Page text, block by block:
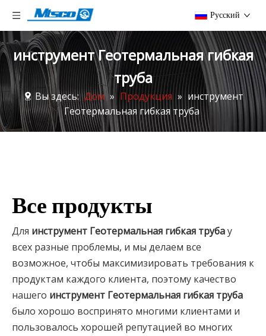
Pусский
инструмент Геотермальная гибкая
труба
Вы здесь: Дом » Продукция » инструмент
Геотермальная гибкая труба
Все продукты
Для инструмент Геотермальная гибкая трубау
всех разные проблемы, и мы делаем все
возможное, чтобы максимизировать требования к
продуктам каждого клиента, поэтому качество
нашего инструмент Геотермальная гибкая труба
было хорошо воспринято многими клиентами и
пользовалось хорошей репутацией во многих